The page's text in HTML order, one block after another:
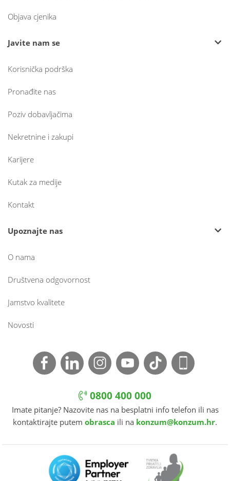
Objava cjenika
Javite nam se
Korisnička podrška
Pronađite nas
Poziv dobavljačima
Nekretnine i zakupi
Karijere
Kutak za medije
Kontakt
Upoznajte nas
O nama
Društvena odgovornost
Jamstvo kvalitete
Novosti
0800 400 000
Imate pitanje? Nazovite nas na besplatni info telefon ili nas
kontaktirajte putem obrasca ili na konzum@konzum.hr.